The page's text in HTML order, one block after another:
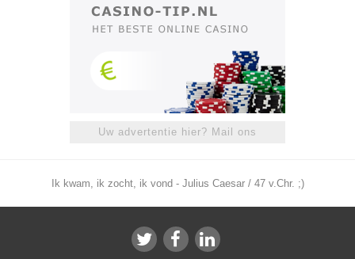
Uw advertentie hier? Mail ons
Ik kwam, ik zocht, ik vond - Julius Caesar / 47 v.Chr. ;)